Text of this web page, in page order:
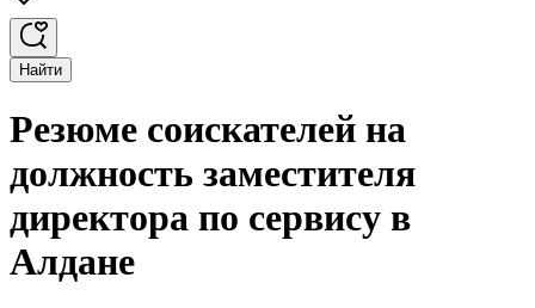
Найти
Резюме соискателей на
должность заместителя
директора по сервису в
Алдане